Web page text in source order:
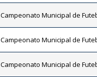
Campeonato Municipal de
Campeonato Municipal de
Campeonato Municipal de